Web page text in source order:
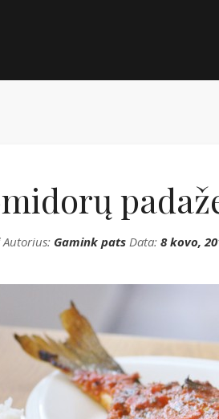
Autorius: Gamink pats Data: 8 kovo,